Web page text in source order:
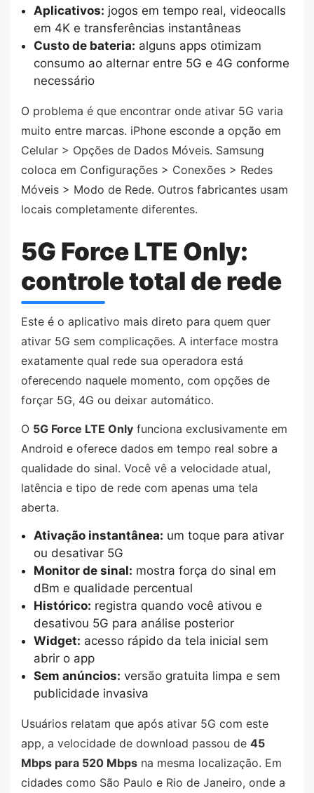
Aplicativos: jogos em tempo real, videocalls
em 4K e transferências instantâneas
Custo de bateria: alguns apps otimizam
consumo ao alternar entre 5G e 4G conforme
necessário
O problema é que encontrar onde ativar 5G varia
muito entre marcas. iPhone esconde a opção em
Celular > Opções de Dados Móveis. Samsung
coloca em Configurações > Conexões > Redes
Móveis > Modo de Rede. Outros fabricantes usam
locais completamente diferentes.
5G Force LTE Only:
controle total de rede
Este é o aplicativo mais direto para quem quer
ativar 5G sem complicações. A interface mostra
exatamente qual rede sua operadora está
oferecendo naquele momento, com opções de
forçar 5G, 4G ou deixar automático.
O 5G Force LTE Only funciona exclusivamente em
Android e oferece dados em tempo real sobre a
qualidade do sinal. Você vê a velocidade atual,
latência e tipo de rede com apenas uma tela
aberta.
Ativação instantânea: um toque para ativar
ou desativar 5G
Monitor de sinal: mostra força do sinal em
dBm e qualidade percentual
Histórico: registra quando você ativou e
desativou 5G para análise posterior
Widget: acesso rápido da tela inicial sem
abrir o app
Sem anúncios: versão gratuita limpa e sem
publicidade invasiva
Usuários relatam que após ativar 5G com este
app, a velocidade de download passou de 45
Mbps para 520 Mbps na mesma localização. Em
cidades como São Paulo e Rio de Janeiro, onde a